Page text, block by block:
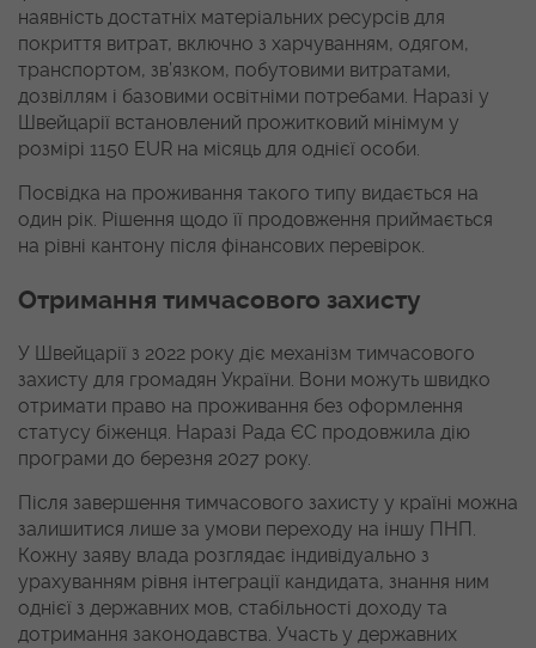
наявність достатніх матеріальних ресурсів для
покриття витрат, включно з харчуванням, одягом,
транспортом, зв’язком, побутовими витратами,
дозвіллям і базовими освітніми потребами. Наразі у
Швейцарії встановлений прожитковий мінімум у
розмірі 1150 EUR на місяць для однієї особи.
Посвідка на проживання такого типу видається на
один рік. Рішення щодо її продовження приймається
на рівні кантону після фінансових перевірок.
Отримання тимчасового захисту
У Швейцарії з 2022 року діє механізм тимчасового
захисту для громадян України. Вони можуть швидко
отримати право на проживання без оформлення
статусу біженця. Наразі Рада ЄС продовжила дію
програми до березня 2027 року.
Після завершення тимчасового захисту у країні можна
залишитися лише за умови переходу на іншу ПНП.
Кожну заяву влада розглядає індивідуально з
урахуванням рівня інтеграції кандидата, знання ним
однієї з державних мов, стабільності доходу та
дотримання законодавства. Участь у державних